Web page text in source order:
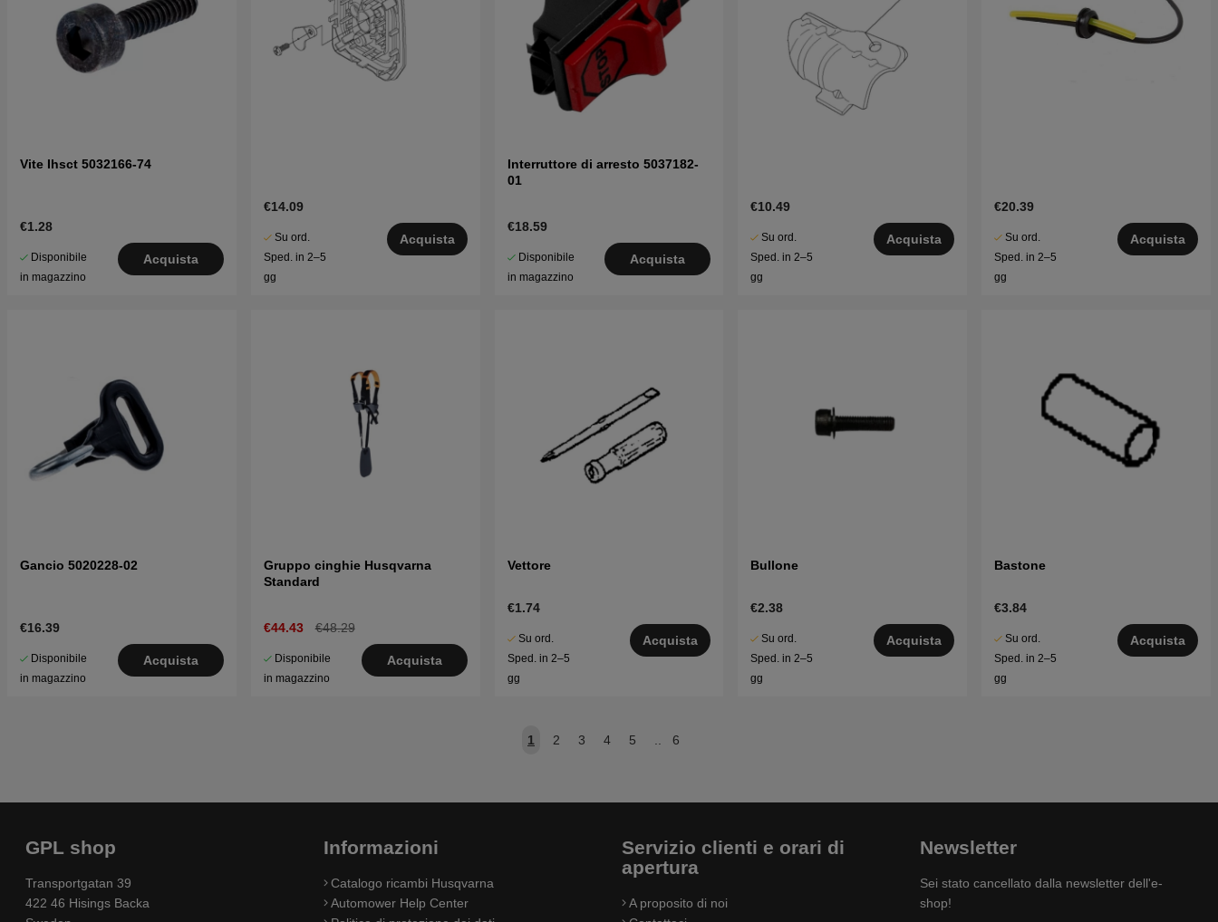
Vite Ihsct 5032166-74
€1.28
Disponibile
in magazzino
Acquista
€14.09
Su ord.
Sped. in 2–5
gg
Acquista
Interruttore di arresto 5037182-
01
€18.59
Disponibile
in magazzino
Acquista
€10.49
Su ord.
Sped. in 2–5
gg
Acquista
€20.39
Su ord.
Sped. in 2–5
gg
Acquista
Gancio 5020228-02
€16.39
Disponibile
in magazzino
Acquista
Gruppo cinghie Husqvarna
Standard
€44.43 €48.29
Disponibile
in magazzino
Acquista
Vettore
€1.74
Su ord.
Sped. in 2–5
gg
Acquista
Bullone
€2.38
Su ord.
Sped. in 2–5
gg
Acquista
Bastone
€3.84
Su ord.
Sped. in 2–5
gg
Acquista
1 2 3 4 5 .. 6
GPL shop
Transportgatan 39
422 46 Hisings Backa
Informazioni
Catalogo ricambi Husqvarna
Automower Help Center
Servizio clienti e orari di
apertura
A proposito di noi
Newsletter
Sei stato cancellato dalla newsletter dell'e-
shop!